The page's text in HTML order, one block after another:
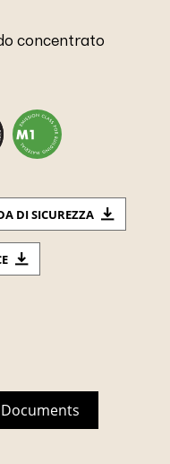
concentrato
DI SICUREZZA
Documents